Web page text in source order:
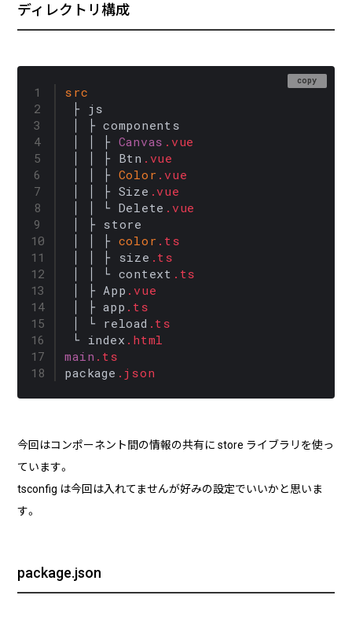
AWS Certified Solutions Architect –
ディレクトリ構成
copy
src
├ js
│ ├ components
│ │ ├ Canvas .vue
│ │ ├ Btn .vue
│ │ ├ Color .vue
│ │ ├ Size .vue
│ │ └ Delete .vue
│ ├ store
│ │ ├ color .ts
│ │ ├ size .ts
│ │ └ context .ts
│ ├ App .vue
│ ├ app .ts
│ └ reload .ts
└ index .html
main .ts
package .json
今回はコンポーネント間の情報の共有に store ライブラリを使っ
ています。
tsconfig は今回は入れてませんが好みの設定でいいかと思いま
す。
package.json